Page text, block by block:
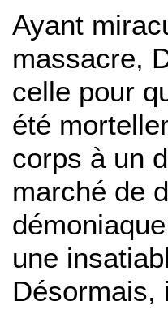
Ayant
massacre,
celle pour
été
corps à un
marché de
une
Désormais,